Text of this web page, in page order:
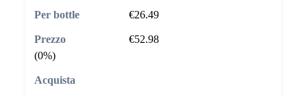
€26.49
€52.98
(0%)